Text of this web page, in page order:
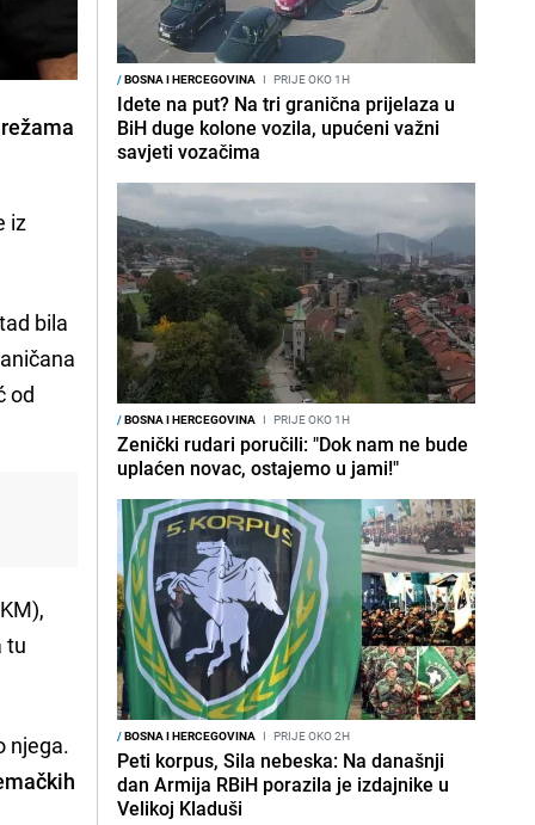
iz
bila
od
tu
njega.
/BOSNA I HERCEGOVINA I PRIJE OKO 1H
Idete na put? Na tri granična prijelaza u
BiH duge kolone vozila, upućeni važni
savjeti vozačima
/BOSNA I HERCEGOVINA I PRIJE OKO 1H
Zenički rudari poručili: "Dok nam ne bude
uplaćen novac, ostajemo u jami!"
/BOSNA I HERCEGOVINA I PRIJE OKO 2H
Peti korpus, Sila nebeska: Na današnji
dan Armija RBiH porazila je izdajnike u
Velikoj Kladuši